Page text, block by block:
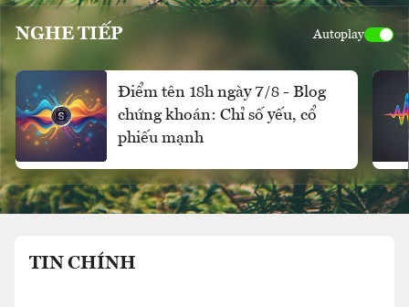
NGHE TIẾP Autoplay
Điểm tên 18h ngày 7/8 - Blog
chứng khoán: Chỉ số yếu, cổ
phiếu mạnh
TIN CHÍNH